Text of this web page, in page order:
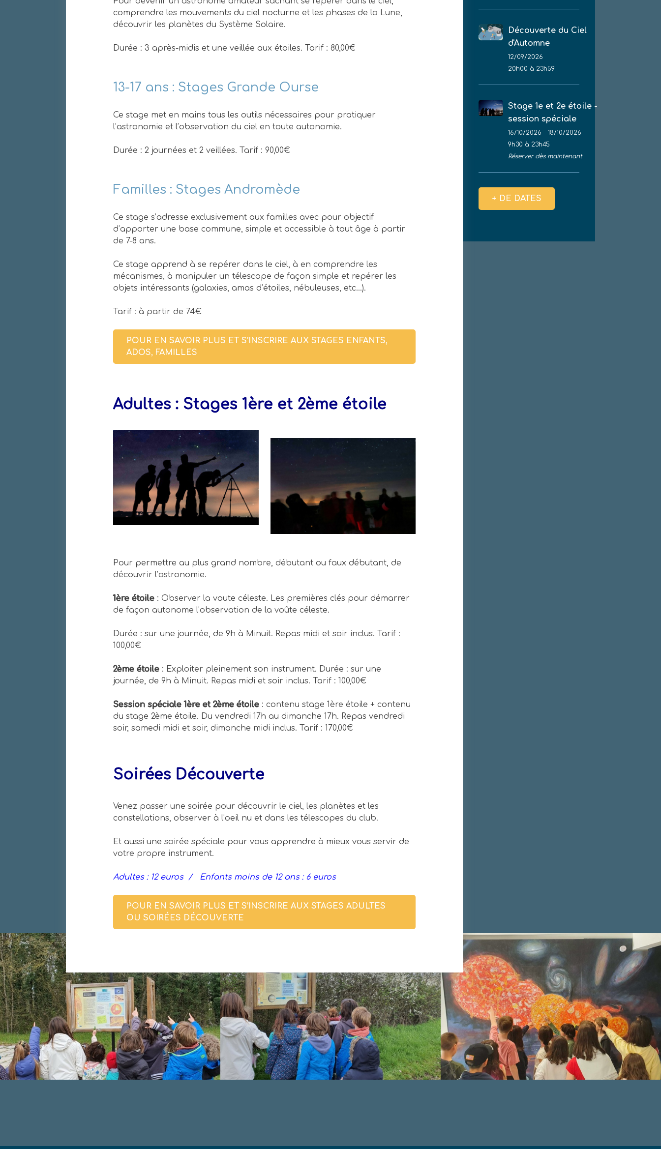
comprendre les mouvements du ciel nocturne et les phases de la Lune,
découvrir les planètes du Système Solaire.
Durée : 3 après-midis et une veillée aux étoiles. Tarif : 80,00€
13-17 ans : Stages Grande Ourse
Ce stage met en mains tous les outils nécessaires pour pratiquer
l’astronomie et l’observation du ciel en toute autonomie.
Durée : 2 journées et 2 veillées. Tarif : 90,00€
Familles : Stages Andromède
Ce stage s’adresse exclusivement aux familles avec pour objectif
d’apporter une base commune, simple et accessible à tout âge à partir
de 7-8 ans.
Ce stage apprend à se repérer dans le ciel, à en comprendre les
mécanismes, à manipuler un télescope de façon simple et repérer les
objets intéressants (galaxies, amas d’étoiles, nébuleuses, etc…).
Tarif : à partir de 74€
POUR EN SAVOIR PLUS ET S’INSCRIRE AUX STAGES ENFANTS,
ADOS, FAMILLES
Adultes : Stages 1ère et 2ème étoile
Pour permettre au plus grand nombre, débutant ou faux débutant, de
découvrir l’astronomie.
1ère étoile : Observer la voute céleste. Les premières clés pour démarrer
de façon autonome l’observation de la voûte céleste.
Durée : sur une journée, de 9h à Minuit. Repas midi et soir inclus. Tarif :
100,00€
2ème étoile : Exploiter pleinement son instrument. Durée : sur une
journée, de 9h à Minuit. Repas midi et soir inclus. Tarif : 100,00€
Session spéciale 1ère et 2ème étoile : contenu stage 1ère étoile + contenu
du stage 2ème étoile. Du vendredi 17h au dimanche 17h. Repas vendredi
soir, samedi midi et soir, dimanche midi inclus. Tarif : 170,00€
Soirées Découverte
Venez passer une soirée pour découvrir le ciel, les planètes et les
constellations, observer à l’oeil nu et dans les télescopes du club.
Et aussi une soirée spéciale pour vous apprendre à mieux vous servir de
votre propre instrument.
Adultes : 12 euros / Enfants moins de 12 ans : 6 euros
POUR EN SAVOIR PLUS ET S’INSCRIRE AUX STAGES ADULTES
OU SOIRÉES DÉCOUVERTE
Découverte du Ciel
d'Automne
12/09/2026
20h00 à 23h59
Stage 1e et 2e étoile -
session spéciale
16/10/2026 - 18/10/2026
9h30 à 23h45
Réserver dès maintenant
+ DE DATES